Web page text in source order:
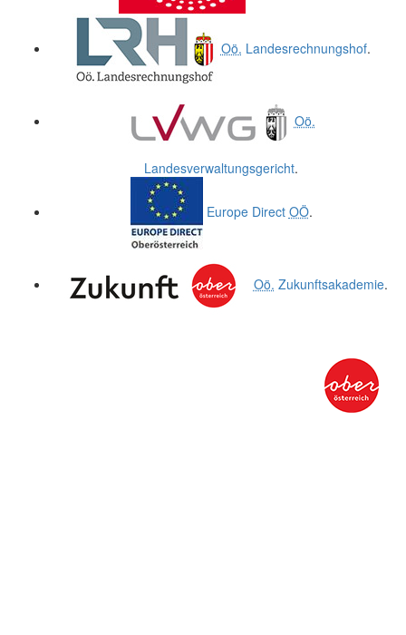
Oö. Landesrechnungshof.
Oö.
Landesverwaltungsgericht.
Europe Direct OÖ.
Oö. Zukunftsakademie.